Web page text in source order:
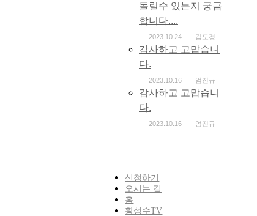
돌릴수 있는지 궁금
합니다....
2023.10.24 김도경
감사하고 고맙습니
다.
2023.10.16 엄진규
감사하고 고맙습니
다.
2023.10.16 엄진규
신청하기
오시는 길
홈
황성수TV